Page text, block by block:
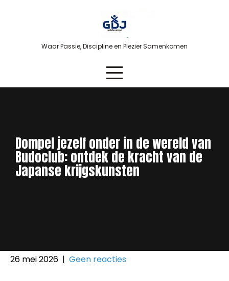
Waar Passie, Discipline en Plezier Samenkomen
Dompel jezelf onder in de wereld van
Budoclub: ontdek de kracht van de
Japanse krijgskunsten
26 mei 2026 | Geen reacties